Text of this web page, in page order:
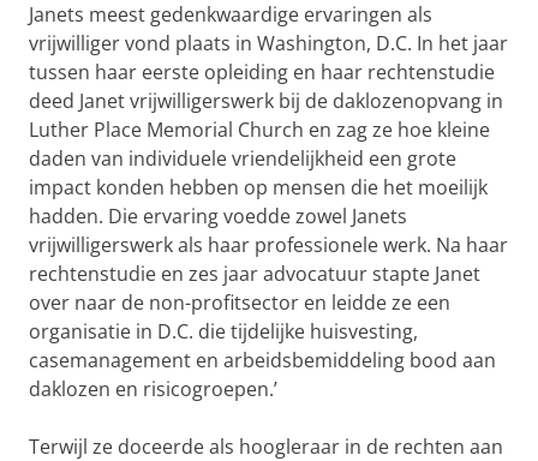
Janets meest gedenkwaardige ervaringen als
vrijwilliger vond plaats in Washington, D.C. In het jaar
tussen haar eerste opleiding en haar rechtenstudie
deed Janet vrijwilligerswerk bij de daklozenopvang in
Luther Place Memorial Church en zag ze hoe kleine
daden van individuele vriendelijkheid een grote
impact konden hebben op mensen die het moeilijk
hadden. Die ervaring voedde zowel Janets
vrijwilligerswerk als haar professionele werk. Na haar
rechtenstudie en zes jaar advocatuur stapte Janet
over naar de non-profitsector en leidde ze een
organisatie in D.C. die tijdelijke huisvesting,
casemanagement en arbeidsbemiddeling bood aan
daklozen en risicogroepen.’
Terwijl ze doceerde als hoogleraar in de rechten aan